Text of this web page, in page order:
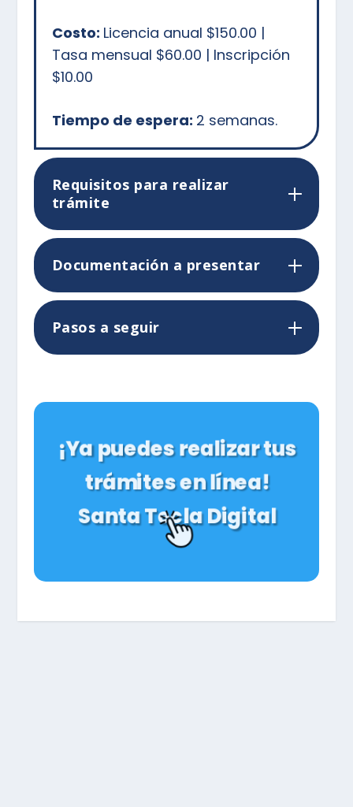
Costo: Licencia anual $150.00 |
Tasa mensual $60.00 | Inscripción
$10.00
Tiempo de espera: 2 semanas.
Requisitos para realizar
trámite
Documentación a presentar
Pasos a seguir
¡Ya puedes realizar tus
trámites en línea!
Santa Tecla Digital